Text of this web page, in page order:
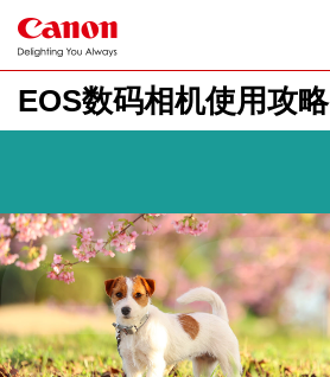
EOS数码相机使用攻略